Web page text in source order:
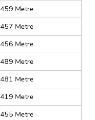
459 Metre
457 Metre
456 Metre
489 Metre
481 Metre
419 Metre
455 Metre